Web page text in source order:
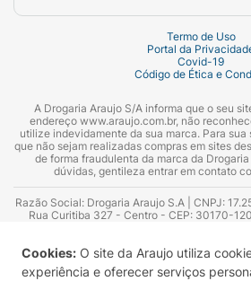
Cookies: O site da Araujo utiliza
experiência e oferecer serviços
Termo de Uso
Portal da
Covid-19
Código de Ética e
A Drogaria Araujo S/A informa que o seu
endereço www.araujo.com.br, não
utilize indevidamente da sua marca. Para
que não sejam realizadas compras em sites
de forma fraudulenta da marca da
dúvidas, gentileza entrar em contato
Razão Social: Drogaria Araujo S.A | CNPJ:
Rua Curitiba 327 - Centro - CEP: 30170-
Azevedo Guimarães – CRF 10.965 | Yasmin
Consultor substituto: Thiago Aguiar Pinheiro
Sanitário: 2025020713 | Autorização de